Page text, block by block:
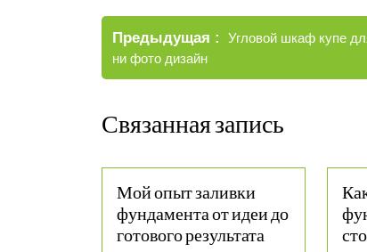
Навигация
по
записям
Предыдущая
Старые
Угловой шкаф купе
ни фото дизайн
Связанная запись
Мой опыт заливки
фундамента от идеи до
готового результата